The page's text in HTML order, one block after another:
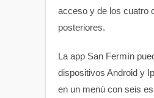
acceso y de los cuatro
posteriores.
La app San Fermín
dispositivos Android y
en un menú con seis